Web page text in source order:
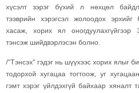
хүсэлт зэрэг бүхий л нөхцөл
тээврийн хэрэгсэл жолоодох
хасаж, хорих ял оногдуулахгүйгээр
тэнсэж шийдвэрлэсэн болно.
/"Тэнсэх" гэдэг нь шүүхээс хорих ялыг
тодорхой хугацаа тогтоож, уг
гэмт хэрэг үйлдэхгүй байхаар хяналт